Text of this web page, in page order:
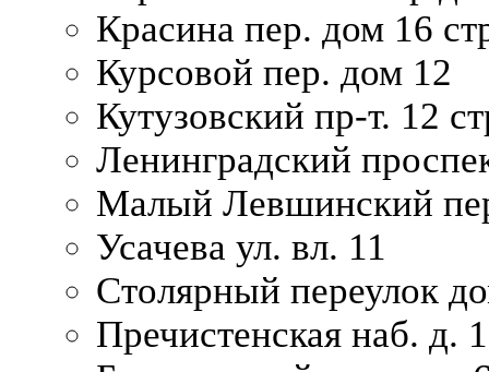
Красина пер. дом 16
Курсовой пер. дом 12
Кутузовский пр-т. 12
Ленинградский
Малый Левшинский
Усачева ул. вл. 11
Столярный переулок
Пречистенская наб. д.